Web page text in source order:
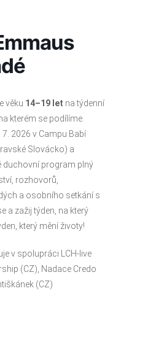
věku 14–19 let na týdenní
kterém se podílíme.
2026 v Campu Babí
Slovácko) a
duchovní program plný
rozhovorů,
a osobního setkání s
a zažij týden, na který
který mění životy!
v spolupráci LCH-live
(CZ), Nadace Credo
(CZ)